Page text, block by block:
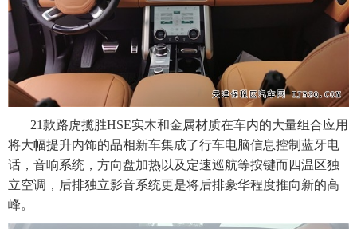
21款路虎揽胜HSE实木和金属材质在车内的大量组合应用
将大幅提升内饰的品相新车集成了行车电脑信息控制蓝牙电
话，音响系统，方向盘加热以及定速巡航等按键而四温区独
立空调，后排独立影音系统更是将后排豪华程度推向新的高
峰。